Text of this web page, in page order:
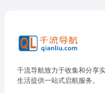
千流导航致力于收集和分享
生活提供一站式启航服务。